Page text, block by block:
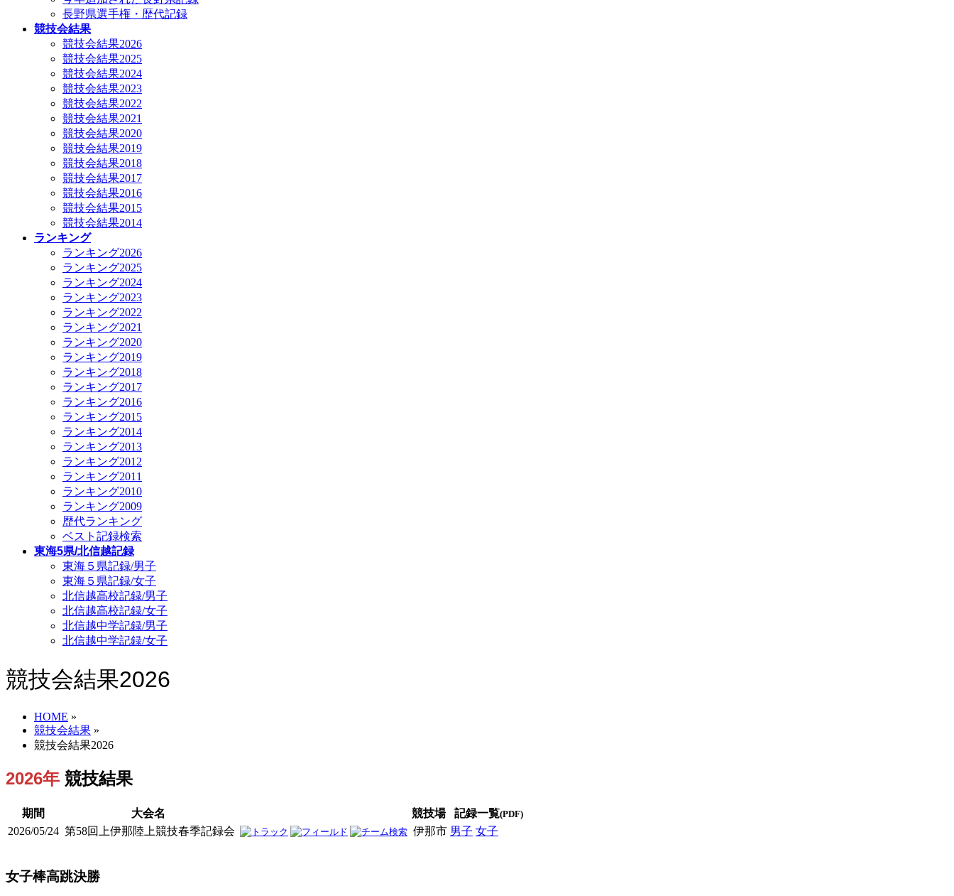
長野県選手権・歴代記録
競技会結果
競技会結果2026
競技会結果2025
競技会結果2024
競技会結果2023
競技会結果2022
競技会結果2021
競技会結果2020
競技会結果2019
競技会結果2018
競技会結果2017
競技会結果2016
競技会結果2015
競技会結果2014
ランキング
ランキング2026
ランキング2025
ランキング2024
ランキング2023
ランキング2022
ランキング2021
ランキング2020
ランキング2019
ランキング2018
ランキング2017
ランキング2016
ランキング2015
ランキング2014
ランキング2013
ランキング2012
ランキング2011
ランキング2010
ランキング2009
歴代ランキング
ベスト記録検索
東海5県/北信越記録
東海５県記録/男子
東海５県記録/女子
北信越高校記録/男子
北信越高校記録/女子
北信越中学記録/男子
北信越中学記録/女子
競技会結果2026
HOME »
競技会結果 »
競技会結果2026
2026年 競技結果
期間 大会名 競技場 記録一覧(PDF)
2026/05/24 第58回上伊那陸上競技春季記録会 伊那市 男子 女子
女子棒高跳決勝